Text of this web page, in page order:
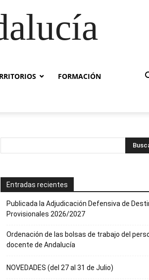
FORMACIÓN
Entradas recientes
Publicada la Adjudicación Defensiva de
Provisionales 2026/2027
Ordenación de las bolsas de trabajo del
docente de Andalucía
NOVEDADES (del 27 al 31 de Julio)